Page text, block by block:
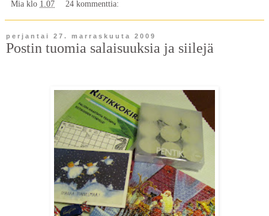
Mia klo 1.07 24 kommenttia:
perjantai 27. marraskuuta 2009
Postin tuomia salaisuuksia ja siilejä